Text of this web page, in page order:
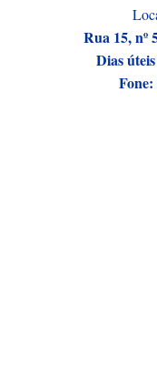
Rua 15, nº
Dias
Fone: